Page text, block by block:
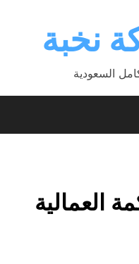
نخبة
السعودية
العمالية